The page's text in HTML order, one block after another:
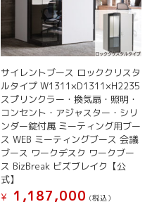
サイレントブース ロッククリスタ
ルタイプ W1311×D1311×H2235
スプリンクラー・換気扇・照明・
コンセント・アジャスター・シリ
ンダー錠付属 ミーティング用ブー
ス WEB ミーティングブース 会議
ブース ワークデスク ワークブー
ス BizBreak ビズブレイク【公
式】
¥
1,187,000 (税込）